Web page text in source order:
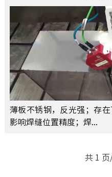
薄板不锈钢，反光强；存
影响焊缝位置精度；焊...
共 1 页